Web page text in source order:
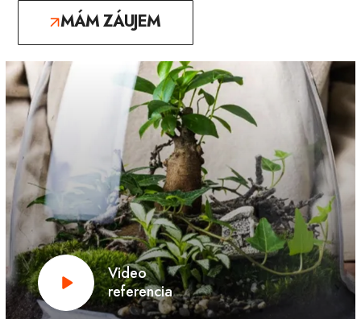
Video
referencia
MÁM ZÁUJEM